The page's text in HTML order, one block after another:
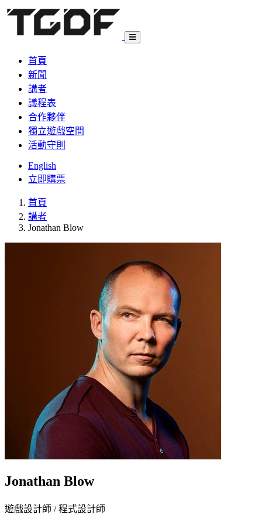
首頁
新聞
講者
議程表
合作夥伴
獨立遊戲空間
活動守則
English
立即購票
首頁
講者
Jonathan Blow
Jonathan Blow
遊戲設計師 / 程式設計師